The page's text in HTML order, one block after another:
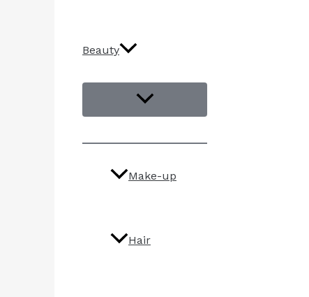
Beauty
Make-up
Hair